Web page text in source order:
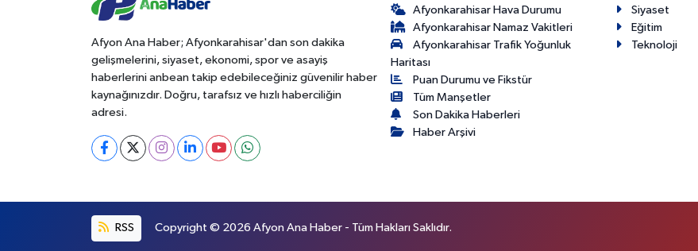
Afyon Ana Haber; Afyonkarahisar'dan son dakika
gelişmelerini, siyaset, ekonomi, spor ve asayiş
haberlerini anbean takip edebileceğiniz güvenilir haber
kaynağınızdır. Doğru, tarafsız ve hızlı haberciliğin
adresi.
Afyonkarahisar Hava Durumu
Afyonkarahisar Namaz Vakitleri
Afyonkarahisar Trafik Yoğunluk
Haritası
Puan Durumu ve Fikstür
Tüm Manşetler
Son Dakika Haberleri
Haber Arşivi
Siyaset
Eğitim
Teknoloji
RSS Copyright © 2026 Afyon Ana Haber - Tüm Hakları Saklıdır.